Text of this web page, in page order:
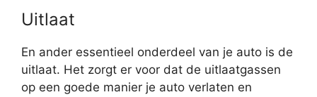
Uitlaat
En ander essentieel onderdeel van je auto is de
uitlaat. Het zorgt er voor dat de uitlaatgassen
op een goede manier je auto verlaten en